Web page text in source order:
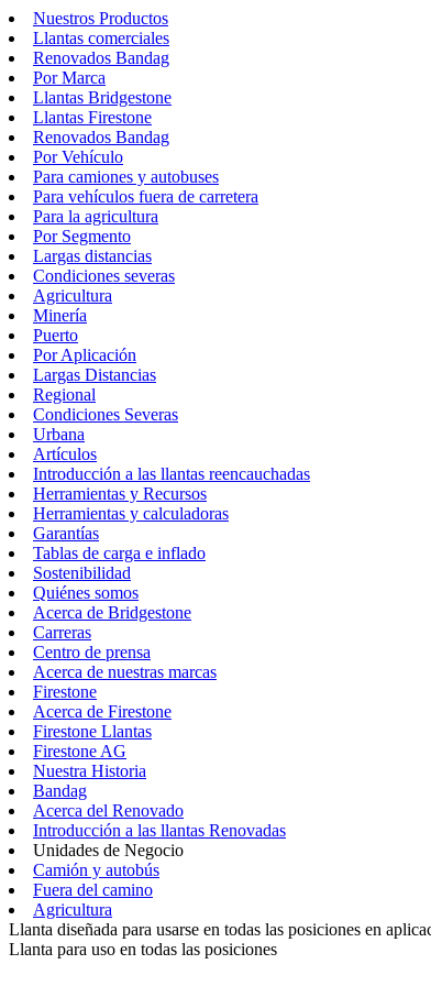
Nuestros Productos
Llantas comerciales
Renovados Bandag
Por Marca
Llantas Bridgestone
Llantas Firestone
Renovados Bandag
Por Vehículo
Para camiones y autobuses
Para vehículos fuera de carretera
Para la agricultura
Por Segmento
Largas distancias
Condiciones severas
Agricultura
Minería
Puerto
Por Aplicación
Largas Distancias
Regional
Condiciones Severas
Urbana
Artículos
Introducción a las llantas reencauchadas
Herramientas y Recursos
Herramientas y calculadoras
Garantías
Tablas de carga e inflado
Sostenibilidad
Quiénes somos
Acerca de Bridgestone
Carreras
Centro de prensa
Acerca de nuestras marcas
Firestone
Acerca de Firestone
Firestone Llantas
Firestone AG
Nuestra Historia
Bandag
Acerca del Renovado
Introducción a las llantas Renovadas
Unidades de Negocio
Camión y autobús
Fuera del camino
Agricultura
Llanta diseñada para usarse en todas las posiciones en
Llanta para uso en todas las posiciones